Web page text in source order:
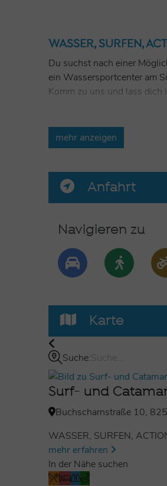
WASSER, SURFEN,
Du suchst nach einer
ein Wassersportcenter am
Komm zu uns und lass dich
mehr anzeigen
Anfahrt
Navigieren zu
Karte
Suche:
Surf- und
Buchscharnstraße 10,
WASSER, SURFEN,
mehr erfahren
In der Nähe suchen